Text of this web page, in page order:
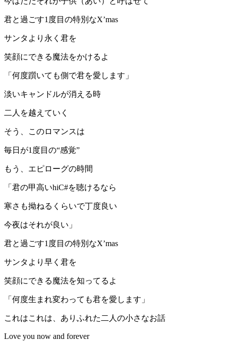
君と過ごす1度目の特別なX’mas
サンタより永く君を
笑顔にできる魔法をかけるよ
「何度躓いても側で君を愛します」
淡いキャンドルが消える時
二人を越えていく
そう、このロマンスは
毎日が1度目の“感覚”
もう、エピローグの時間
「君の甲高いhiC#を聴けるなら
寒さも拗ねるくらいで丁度良い
今夜はそれが良い」
君と過ごす1度目の特別なX’mas
サンタより早く君を
笑顔にできる魔法を知ってるよ
「何度生まれ変わっても君を愛します」
これはこれは、ありふれた二人の小さなお話
Love you now and forever